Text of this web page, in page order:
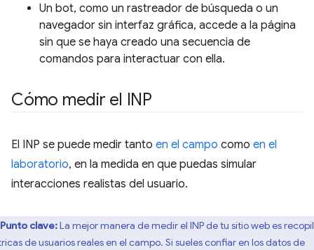
Un bot, como un rastreador de búsqueda o un
navegador sin interfaz gráfica, accede a la página
sin que se haya creado una secuencia de
comandos para interactuar con ella.
Cómo medir el INP
El INP se puede medir tanto en el campo como en el
laboratorio, en la medida en que puedas simular
interacciones realistas del usuario.
Punto clave:La mejor manera de medir el INP de tu sitio web es
de usuarios reales en el campo. Si sueles confiar en los datos de